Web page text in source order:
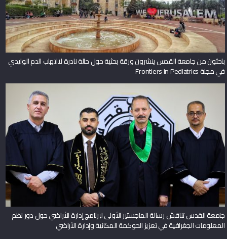
باحثون من جامعة القدس ينشرون ورقة بحثية حول حالة نادرة لالتهاب الدم الوليدي
في مجلة Frontiers in Pediatrics
جامعة القدس تناقش رسالة الماجستير الأولى لبرنامج إدارة الأراضي حول دور نظم
المعلومات الجغرافية في تعزيز الحوكمة المكانية وإدارة الأراضي